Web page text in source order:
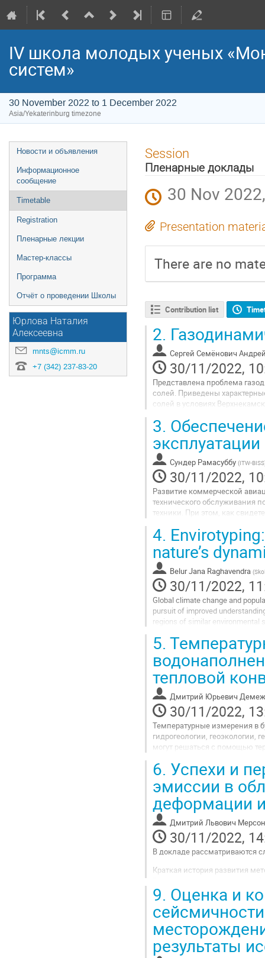
IV школа молодых ученых
систем»
30 November 2022 to 1 December 2022
Asia/Yekaterinburg timezone
Event
menu
Новости и объявления
Информационное
сообщение
Timetable
Registration
Пленарные лекции
Мастер-классы
Программа
Отчёт о проведении Школы
Юрлова Наталия
Алексеевна
mnts@icmm.ru
+7 (342) 237-83-20
Session
Пленарные доклады
30 Nov
Presentation
There are no
Contribution list
2.
Сергей Семёнович
30/11/2022,
Представлена проблема
солей. Приведены
солей в условиях
Go
to
contribution
page
3.
Сундер Рамасуббу (ITW-BISS
30/11/2022,
Развитие коммерческой
технического обслуживания
техники. При этом, как
Переход эксплуатации
Go
to
contribution
page
4.
nature’s
Belur Jana Raghavendra (
30/11/2022,
Global climate change and
pursuit of improved
regions of similar environmental
Go
to
contribution
page
5.
тепловой
Дмитрий Юрьевич
30/11/2022,
Температурные измерения в
гидрогеологии, геоэкологии,
могут решаться с помощью
Go
to
contribution
page
6. Успехи и
эмиссии в
деформации
Дмитрий Львович Мерсон
30/11/2022,
В докладе рассматриваются
Краткая история развития
Ограниченность
Примеры новых
Go
to
page
9. Оценка и
результаты